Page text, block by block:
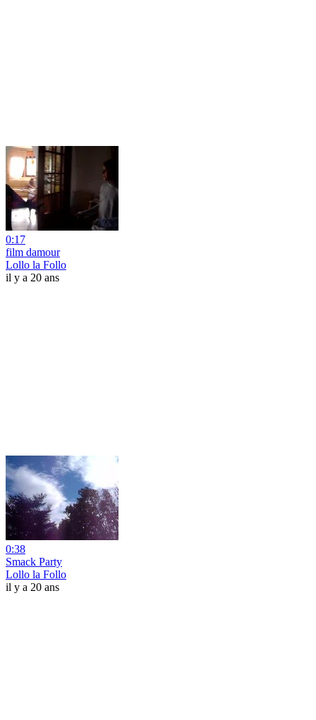
0:17
film damour
Lollo la Follo
il y a 20 ans
0:38
Smack Party
Lollo la Follo
il y a 20 ans